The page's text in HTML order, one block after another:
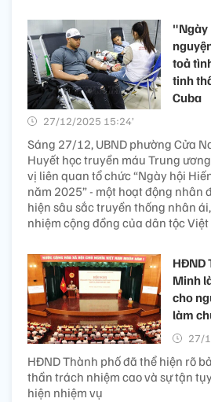
"Ngày
toả
tinh
Cuba
27/12/2025 15:24’
Sáng 27/12, UBND phường Cửa
Huyết học truyền máu Trung
vị liên quan tổ chức “Ngày hội
năm 2025” - một hoạt động nhân
hiện sâu sắc truyền thống nhân
nhiệm cộng đồng của dân tộc Việt
HĐND
Minh
cho
làm
27/
HĐND Thành phố đã thể hiện rõ
thần trách nhiệm cao và sự tận
hiện nhiệm vụ